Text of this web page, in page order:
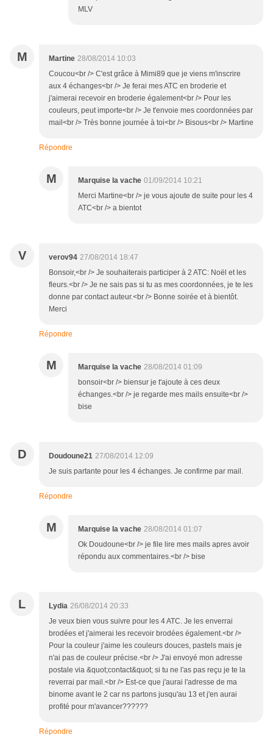
MLV
M Martine 28/08/2014 10:03
Coucou<br /> C'est grâce à Mimi89 que je viens m'inscrire
aux 4 échanges<br /> Je ferai mes ATC en broderie et
j'aimerai recevoir en broderie également<br /> Pour les
couleurs, peut importe<br /> Je t'envoie mes coordonnées par
mail<br /> Très bonne journée à toi<br /> Bisous<br /> Martine
Répondre
M Marquise la vache 01/09/2014 10:21
Merci Martine<br /> je vous ajoute de suite pour les 4
ATC<br /> a bientot
V verov94 27/08/2014 18:47
Bonsoir,<br /> Je souhaiterais participer à 2 ATC: Noël et les
fleurs.<br /> Je ne sais pas si tu as mes coordonnées, je te les
donne par contact auteur.<br /> Bonne soirée et à bientôt.
Merci
Répondre
M Marquise la vache 28/08/2014 01:09
bonsoir<br /> biensur je t'ajoute à ces deux
échanges.<br /> je regarde mes mails ensuite<br />
bise
D Doudoune21 27/08/2014 12:09
Je suis partante pour les 4 échanges. Je confirme par mail.
Répondre
M Marquise la vache 28/08/2014 01:07
Ok Doudoune<br /> je file lire mes mails apres avoir
répondu aux commentaires.<br /> bise
L Lydia 26/08/2014 20:33
Je veux bien vous suivre pour les 4 ATC. Je les enverrai
brodées et j'aimerai les recevoir brodées également.<br />
Pour la couleur j'aime les couleurs douces, pastels mais je
n'ai pas de couleur précise.<br /> J'ai envoyé mon adresse
postale via &quot;contact&quot; si tu ne l'as pas reçu je te la
reverrai par mail.<br /> Est-ce que j'aurai l'adresse de ma
binome avant le 2 car ns partons jusqu'au 13 et j'en aurai
profité pour m'avancer??????
Répondre